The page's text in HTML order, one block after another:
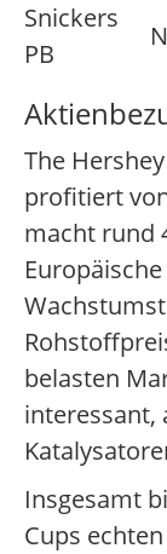
Snickers
PB
The
profitiert
macht rund
belasten
interessant,
Insgesamt
Cups